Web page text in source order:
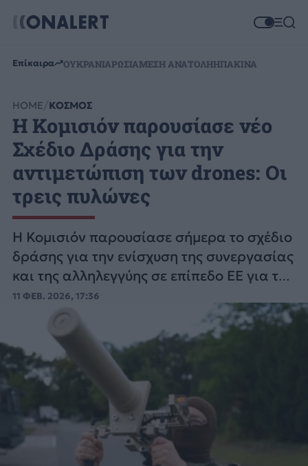
Επίκαιρα ΟΥΚΡΑΝΙΑΡΩΣΙΑΜΕΣΗ ΑΝΑΤΟΛΗΗΠΑΚΙΝΑ
HOME ΚΟΣΜΟΣ
Η Κομισιόν παρουσίασε νέο
Σχέδιο Δράσης για την
αντιμετώπιση των drones: Οι
τρεις πυλώνες
Η Κομισιόν παρουσίασε σήμερα το σχέδιο
δράσης για την ενίσχυση της συνεργασίας
και της αλληλεγγύης σε επίπεδο ΕΕ για την
αντιμετώπιση των drones.
11 ΦΕΒ. 2026, 17:36